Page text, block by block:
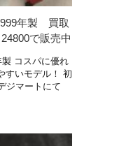
年製 買取
で販売中
製 コスパに優れ
すいモデル！ 初
ジマートにて